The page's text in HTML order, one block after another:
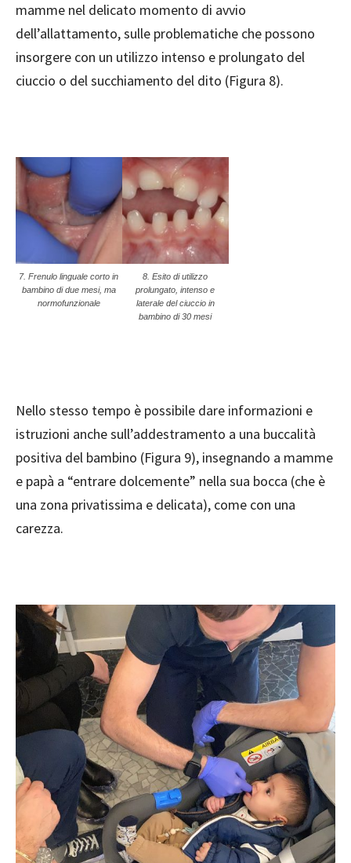
mamme nel delicato momento di avvio
dell’allattamento, sulle problematiche che possono
insorgere con un utilizzo intenso e prolungato del
ciuccio o del succhiamento del dito (Figura 8).
7. Frenulo linguale corto in
bambino di due mesi, ma
normofunzionale
8. Esito di utilizzo
prolungato, intenso e
laterale del ciuccio in
bambino di 30 mesi
Nello stesso tempo è possibile dare informazioni e
istruzioni anche sull’addestramento a una buccalità
positiva del bambino (Figura 9), insegnando a mamme
e papà a “entrare dolcemente” nella sua bocca (che è
una zona privatissima e delicata), come con una
carezza.